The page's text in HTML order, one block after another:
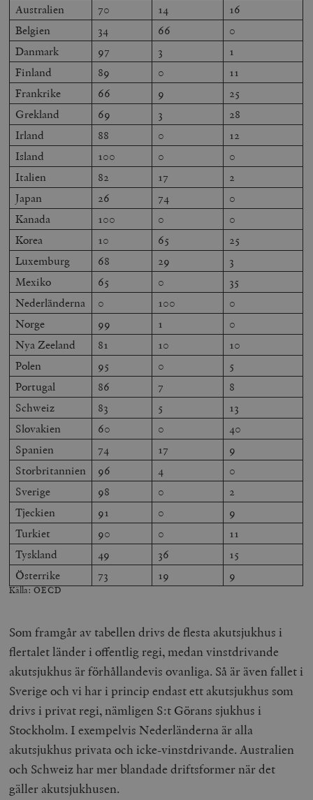
Australien 70 14
16
Belgien
34 66
0
Danmark
97 3
1
Finland
89 0
11
Frankrike
66 9
25
Grekland
69 3
28
Irland
88 0
12
Island
100 0
0
Italien
82 17
2
Japan
26 74
0
Kanada
100 0
0
Korea
10 65
25
Luxemburg
68 29
3
Mexiko
65 0
35
Nederländerna
0 100
0
Norge
99 1
0
Nya Zeeland
81 10
10
Polen
95 0
5
Portugal
86 7
8
Schweiz
83 5
13
Slovakien
60 0
40
Spanien
74 17
9
Storbritannien
96 4
0
Sverige
98 0
2
Tjeckien
91 0
9
Turkiet
90 0
11
Tyskland
49 36
15
Österrike
73 19 9
Källa: OECD
Som framgår av tabellen drivs de flesta akutsjukhus i
flertalet länder i offentlig regi, medan vinstdrivande
akutsjukhus är förhållandevis ovanliga. Så är även fallet i
Sverige och vi har i princip endast ett akutsjukhus som
drivs i privat regi, nämligen S:t Görans sjukhus i
Stockholm. I exempelvis Nederländerna är alla
akutsjukhus privata och icke-vinstdrivande. Australien
och Schweiz har mer blandade driftsformer när det
gäller akutsjukhusen.